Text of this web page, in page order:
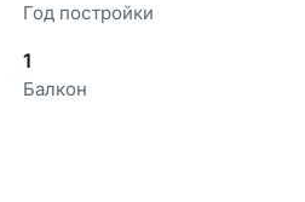
Год постройки
1
Балкон